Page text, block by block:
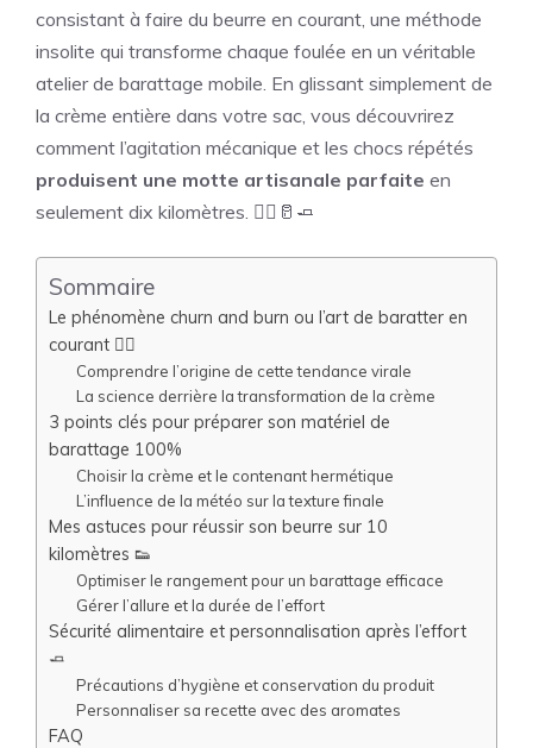
consistant à faire du beurre en courant, une méthode
insolite qui transforme chaque foulée en un véritable
atelier de barattage mobile. En glissant simplement de
la crème entière dans votre sac, vous découvrirez
comment l’agitation mécanique et les chocs répétés
produisent une motte artisanale parfaite en
seulement dix kilomètres. 🏃‍♂️🥛🧈
Sommaire
Le phénomène churn and burn ou l’art de baratter en
courant 🏃‍♂️
Comprendre l’origine de cette tendance virale
La science derrière la transformation de la crème
3 points clés pour préparer son matériel de
barattage 100%
Choisir la crème et le contenant hermétique
L’influence de la météo sur la texture finale
Mes astuces pour réussir son beurre sur 10
kilomètres 👟
Optimiser le rangement pour un barattage efficace
Gérer l’allure et la durée de l’effort
Sécurité alimentaire et personnalisation après l’effort
🧈
Précautions d’hygiène et conservation du produit
Personnaliser sa recette avec des aromates
FAQ